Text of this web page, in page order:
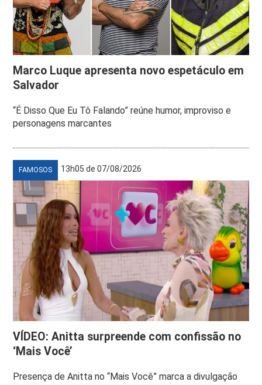
Marco Luque apresenta novo espetáculo em
Salvador
“É Disso Que Eu Tô Falando” reúne humor, improviso e
personagens marcantes
FAMOSOS 13h05 de 07/08/2026
VÍDEO: Anitta surpreende com confissão no
‘Mais Você’
Presença de Anitta no “Mais Você” marca a divulgação